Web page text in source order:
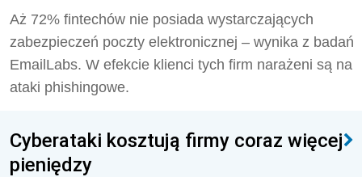
Aż 72% fintechów nie posiada wystarczających
zabezpieczeń poczty elektronicznej – wynika z badań
EmailLabs. W efekcie klienci tych firm narażeni są na
ataki phishingowe.
Cyberataki kosztują firmy coraz więcej
pieniędzy